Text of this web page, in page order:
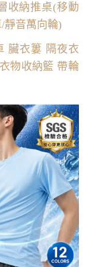
收納推桌(移動
靜音萬向輪)
臟衣簍 隔夜衣
物收納籃 帶輪